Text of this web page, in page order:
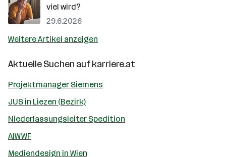
viel wird?
29.6.2026
Weitere Artikel anzeigen
Aktuelle Suchen aufkarriere.at
Projektmanager Siemens
JUS in Liezen (Bezirk)
Niederlassungsleiter Spedition
AIWWF
Mediendesign in Wien